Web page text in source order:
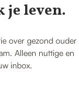
je leven.
over gezond ouder
Alleen nuttige en
inbox.